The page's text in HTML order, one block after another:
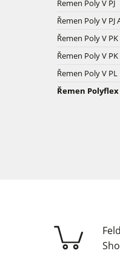
Řemen Poly V PJ
Řemen Poly V
Řemen Poly V PK
Řemen Poly V
Řemen Poly V PL
Řemen Polyflex